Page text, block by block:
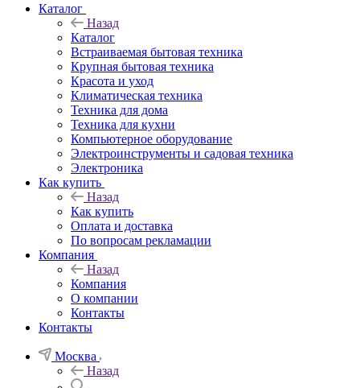
Каталог
Назад
Каталог
Встраиваемая бытовая техника
Крупная бытовая техника
Красота и уход
Климатическая техника
Техника для дома
Техника для кухни
Компьютерное оборудование
Электроинструменты и садовая техника
Электроника
Как купить
Назад
Как купить
Оплата и доставка
По вопросам рекламации
Компания
Назад
Компания
О компании
Контакты
Контакты
Москва
Назад